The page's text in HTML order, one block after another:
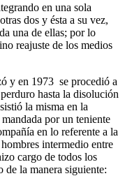
en una sola
dos y ésta a su vez,
una de ellas; por lo
reajuste de los medios
y en 1973 se procedió a
hasta la disolución
la misma en la
por un teniente
en lo referente a la
intermedio entre
cargo de todos los
la manera siguiente: